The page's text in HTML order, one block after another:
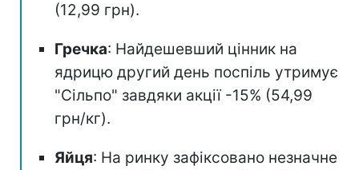
(12,99 грн).
Гречка: Найдешевший цінник на
ядрицю другий день поспіль утримує
"Сільпо" завдяки акції -15% (54,99
грн/кг).
Яйця: На ринку зафіксовано незначне